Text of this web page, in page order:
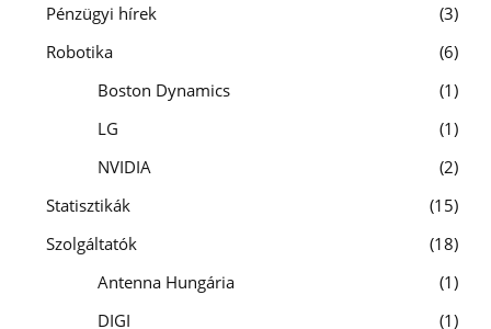
Pénzügyi hírek
3
Robotika
6
Boston Dynamics
1
LG
1
NVIDIA
2
Statisztikák
15
Szolgáltatók
18
Antenna Hungária
1
DIGI
1